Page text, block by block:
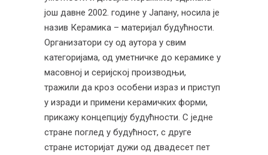
још давне 2002. године у Јапану, носила је
назив Керамика – материјал будућности.
Организатори су од аутора у свим
категоријама, од уметничке до керамике у
масовној и серијској производњи,
тражили да кроз особени израз и приступ
у изради и примени керамичких форми,
прикажу концепцију будућности. С једне
стране поглед у будућност, с друге
стране историјат дужи од двадесет пет